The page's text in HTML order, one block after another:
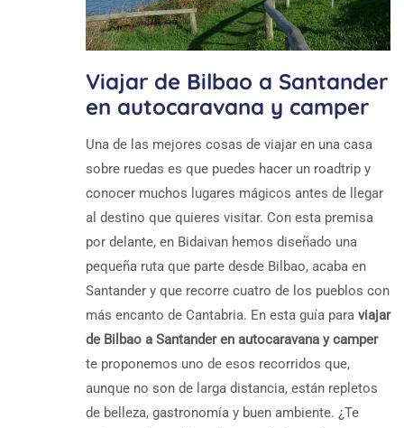
Viajar de Bilbao a Santander
en autocaravana y camper
Una de las mejores cosas de viajar en una casa
sobre ruedas es que puedes hacer un roadtrip y
conocer muchos lugares mágicos antes de llegar
al destino que quieres visitar. Con esta premisa
por delante, en Bidaivan hemos diseñado una
pequeña ruta que parte desde Bilbao, acaba en
Santander y que recorre cuatro de los pueblos con
más encanto de Cantabria. En esta guía para viajar
de Bilbao a Santander en autocaravana y camper
te proponemos uno de esos recorridos que,
aunque no son de larga distancia, están repletos
de belleza, gastronomía y buen ambiente. ¿Te